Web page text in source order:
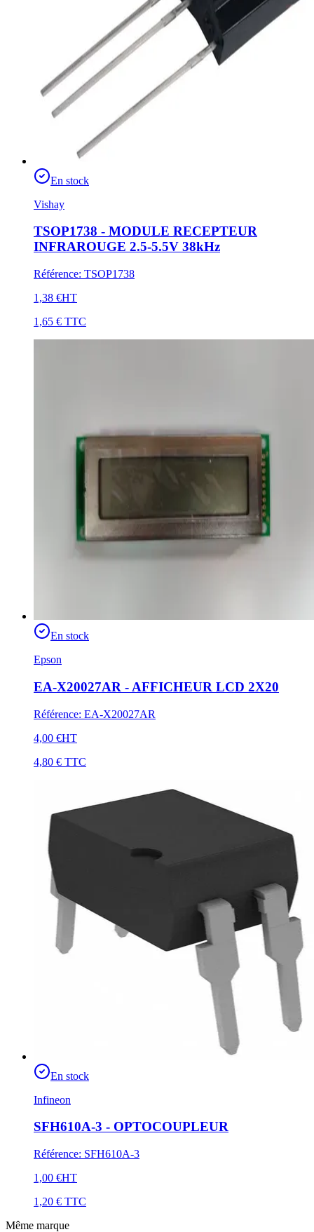
En stock
Vishay
TSOP1738 - MODULE RECEPTEUR
INFRAROUGE 2.5-5.5V 38kHz
Référence: TSOP1738
1,38 €HT
1,65 € TTC
En stock
Epson
EA-X20027AR - AFFICHEUR LCD 2X20
Référence: EA-X20027AR
4,00 €HT
4,80 € TTC
En stock
Infineon
SFH610A-3 - OPTOCOUPLEUR
Référence: SFH610A-3
1,00 €HT
1,20 € TTC
Même marque